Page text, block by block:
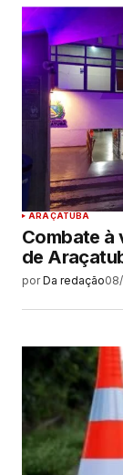
ARAÇATUBA
Combate à
de
por Da redação